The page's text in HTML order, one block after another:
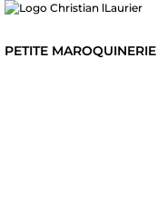
PETITE MAROQUINERIE